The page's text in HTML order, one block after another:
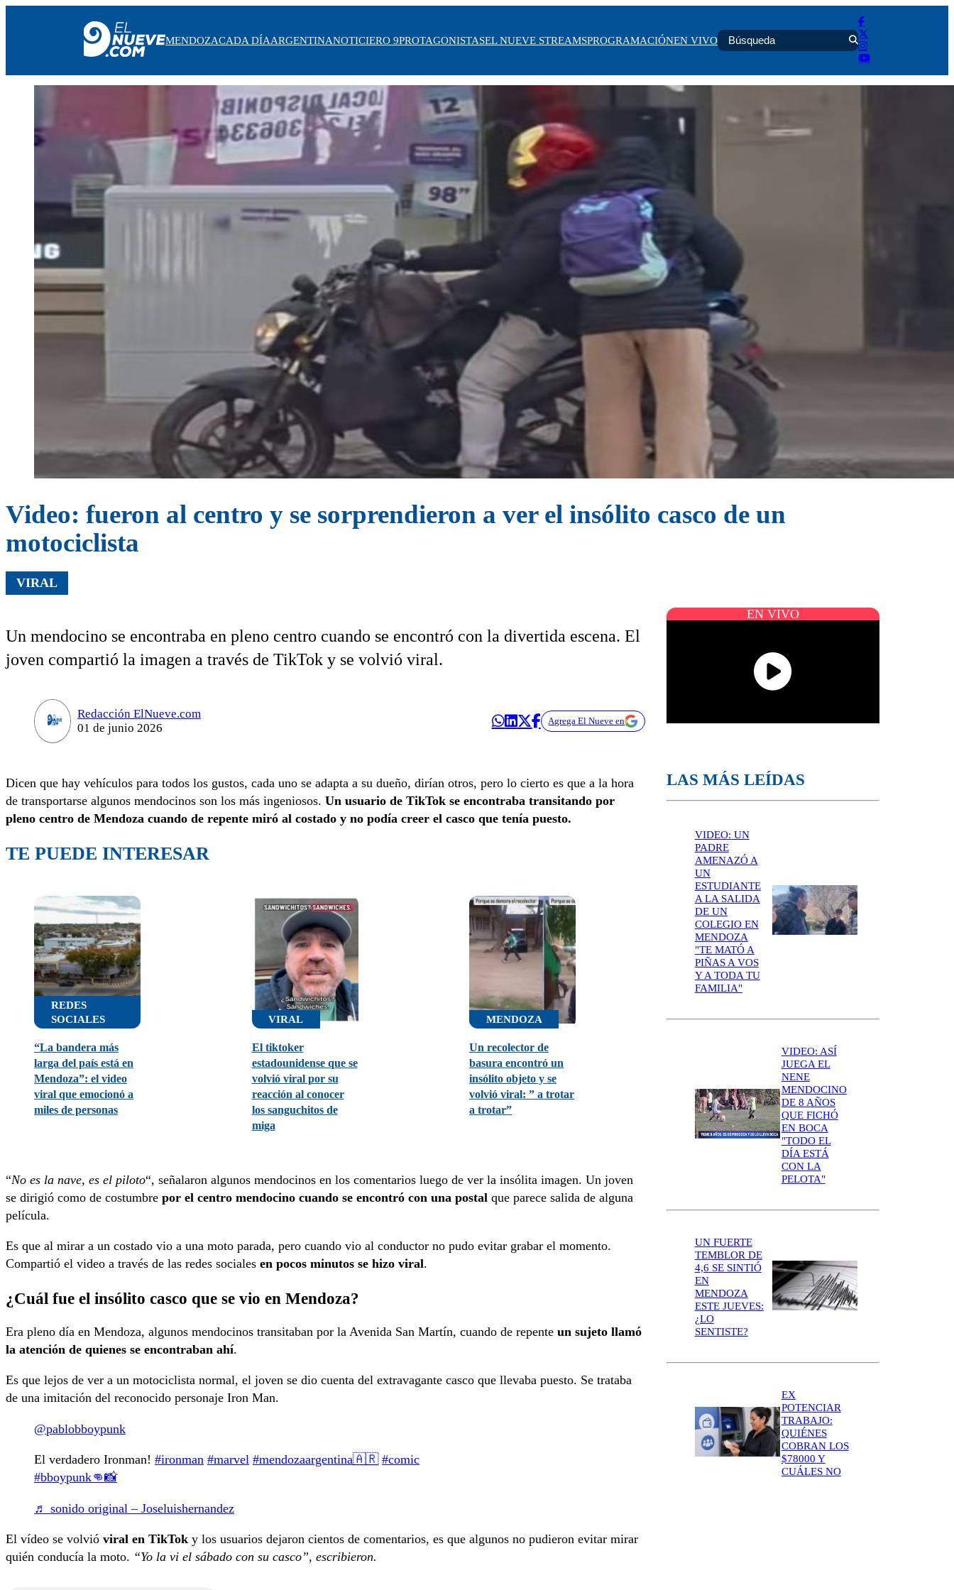
ARGENTINA
PROTAGONISTAS
EL NUEVE STREAMS
PROGRAMACIÓN
MENDOZACADA DÍAARGENTINANOTICIERO 9PROTAGONISTASEL NUEVE STREAMSPROGRAMACIÓNEN VIVO
Video: fueron al centro y se sorprendieron a ver el insólito casco de un
motociclista
VIRAL
Un mendocino se encontraba en pleno centro cuando se encontró con la divertida escena. El
joven compartió la imagen a través de TikTok y se volvió viral.
Redacción ElNueve.com
01 de junio 2026
Agrega El Nueve en
Dicen que hay vehículos para todos los gustos, cada uno se adapta a su dueño, dirían otros, pero lo cierto es que a la hora
de transportarse algunos mendocinos son los más ingeniosos. Un usuario de TikTok se encontraba transitando por
pleno centro de Mendoza cuando de repente miró al costado y no podía creer el casco que tenía puesto.
TE PUEDE INTERESAR
REDES
SOCIALES
“La bandera más
larga del país está en
Mendoza”: el video
viral que emocionó a
miles de personas
VIRAL
El tiktoker
estadounidense que se
volvió viral por su
reacción al conocer
los sanguchitos de
miga
MENDOZA
Un recolector de
basura encontró un
insólito objeto y se
volvió viral: ” a trotar
a trotar”
“No es la nave, es el piloto“, señalaron algunos mendocinos en los comentarios luego de ver la insólita imagen. Un joven
se dirigió como de costumbre por el centro mendocino cuando se encontró con una postal que parece salida de alguna
película.
Es que al mirar a un costado vio a una moto parada, pero cuando vio al conductor no pudo evitar grabar el momento.
Compartió el video a través de las redes sociales en pocos minutos se hizo viral.
¿Cuál fue el insólito casco que se vio en Mendoza?
Era pleno día en Mendoza, algunos mendocinos transitaban por la Avenida San Martín, cuando de repente un sujeto llamó
la atención de quienes se encontraban ahí.
Es que lejos de ver a un motociclista normal, el joven se dio cuenta del extravagante casco que llevaba puesto. Se trataba
de una imitación del reconocido personaje Iron Man.
@pablobboypunk
El verdadero Ironman! #ironman #marvel #mendozaargentina🇦🇷 #comic
#bboypunk👊📸
♬ sonido original – Joseluishernandez
El vídeo se volvió viral en TikTok y los usuarios dejaron cientos de comentarios, es que algunos no pudieron evitar mirar
quién conducía la moto. “Yo la vi el sábado con su casco”, escribieron.
EN VIVO
LAS MÁS LEÍDAS
VIDEO: UN
PADRE
AMENAZÓ A
UN
ESTUDIANTE
A LA SALIDA
DE UN
COLEGIO EN
MENDOZA
"TE MATÓ A
PIÑAS A VOS
Y A TODA TU
FAMILIA"
VIDEO: ASÍ
JUEGA EL
NENE
MENDOCINO
DE 8 AÑOS
QUE FICHÓ
EN BOCA
"TODO EL
DÍA ESTÁ
CON LA
PELOTA"
UN FUERTE
TEMBLOR DE
4,6 SE SINTIÓ
EN
MENDOZA
ESTE JUEVES:
¿LO
SENTISTE?
EX
POTENCIAR
TRABAJO:
QUIÉNES
COBRAN LOS
$78000 Y
CUÁLES NO